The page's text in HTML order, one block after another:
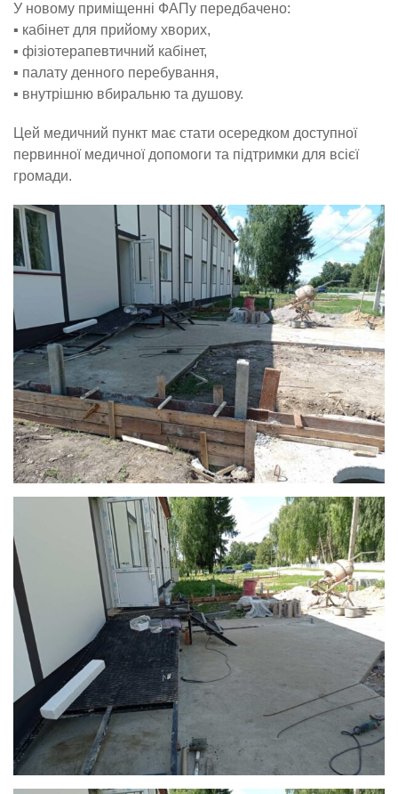
У новому приміщенні ФАПу передбачено:
▪️ кабінет для прийому хворих,
▪️ фізіотерапевтичний кабінет,
▪️ палату денного перебування,
▪️ внутрішню вбиральню та душову.
Цей медичний пункт має стати осередком доступної
первинної медичної допомоги та підтримки для всієї
громади.